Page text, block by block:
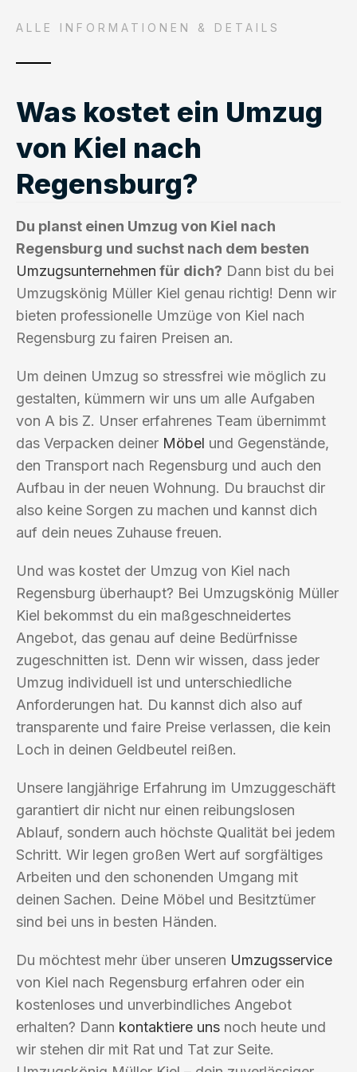
ALLE INFORMATIONEN & DETAILS
Was kostet ein Umzug
von Kiel nach
Regensburg?
Du planst einen Umzug von Kiel nach
Regensburg und suchst nach dem besten
Umzugsunternehmen für dich? Dann bist du bei
Umzugskönig Müller Kiel genau richtig! Denn wir
bieten professionelle Umzüge von Kiel nach
Regensburg zu fairen Preisen an.
Um deinen Umzug so stressfrei wie möglich zu
gestalten, kümmern wir uns um alle Aufgaben
von A bis Z. Unser erfahrenes Team übernimmt
das Verpacken deiner Möbel und Gegenstände,
den Transport nach Regensburg und auch den
Aufbau in der neuen Wohnung. Du brauchst dir
also keine Sorgen zu machen und kannst dich
auf dein neues Zuhause freuen.
Und was kostet der Umzug von Kiel nach
Regensburg überhaupt? Bei Umzugskönig Müller
Kiel bekommst du ein maßgeschneidertes
Angebot, das genau auf deine Bedürfnisse
zugeschnitten ist. Denn wir wissen, dass jeder
Umzug individuell ist und unterschiedliche
Anforderungen hat. Du kannst dich also auf
transparente und faire Preise verlassen, die kein
Loch in deinen Geldbeutel reißen.
Unsere langjährige Erfahrung im Umzuggeschäft
garantiert dir nicht nur einen reibungslosen
Ablauf, sondern auch höchste Qualität bei jedem
Schritt. Wir legen großen Wert auf sorgfältiges
Arbeiten und den schonenden Umgang mit
deinen Sachen. Deine Möbel und Besitztümer
sind bei uns in besten Händen.
Du möchtest mehr über unseren Umzugsservice
von Kiel nach Regensburg erfahren oder ein
kostenloses und unverbindliches Angebot
erhalten? Dann kontaktiere uns noch heute und
wir stehen dir mit Rat und Tat zur Seite.